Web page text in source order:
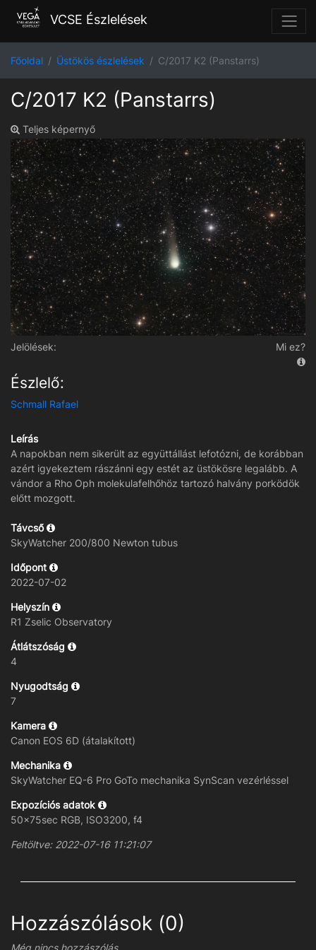
VCSE Észlelések
Főoldal Üstökös észlelések C/2017 K2 (Panstarrs)
C/2017 K2 (Panstarrs)
Teljes képernyő
Jelölések: Mi ez?
Észlelő:
Schmall Rafael
Leírás
A napokban nem sikerült az együttállást lefotózni, de korábban
azért igyekeztem rászánni egy estét az üstökösre legalább. A
vándor a Rho Oph molekulafelhőhöz tartozó halvány porködök
előtt mozgott.
Távcső
SkyWatcher 200/800 Newton tubus
Időpont
2022-07-02
Helyszín
R1 Zselic Observatory
Átlátszóság
4
Nyugodtság
7
Kamera
Canon EOS 6D (átalakított)
Mechanika
SkyWatcher EQ-6 Pro GoTo mechanika SynScan vezérléssel
Expozíciós adatok
50x75sec RGB, ISO3200, f4
Feltöltve: 2022-07-16 11:21:07
Hozzászólások (0)
Még nincs hozzászólás